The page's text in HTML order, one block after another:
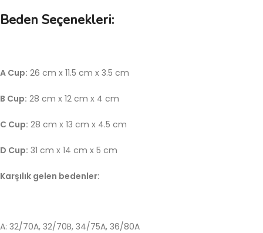
Beden Seçenekleri:
A Cup: 26 cm x 11.5 cm x 3.5 cm
B Cup: 28 cm x 12 cm x 4 cm
C Cup: 28 cm x 13 cm x 4.5 cm
D Cup: 31 cm x 14 cm x 5 cm
Karşılık gelen bedenler:
A: 32/70A, 32/70B, 34/75A, 36/80A